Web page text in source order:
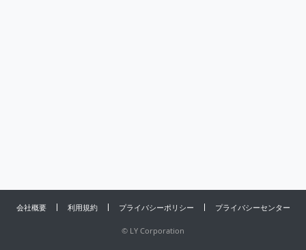
会社概要 利用規約 プライバシーポリシー プライバシーセンター
© LY Corporation